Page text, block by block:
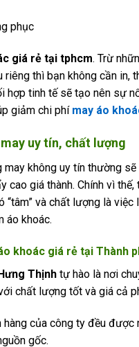
phục
giá rẻ tại tphcm. Trừ
thì bạn không cần in,
hợp tinh tế sẽ tạo nên sự
giảm chi phí may áo
uy tín, chất lượng
may không uy tín thường
cao giá thành. Chính vì
“tâm” và chất lượng là việc
áo khoác.
khoác giá rẻ tại Thành
Thịnh tự hào là nơi
chất lượng tốt và giá cả
hàng của công ty đều được
gốc.